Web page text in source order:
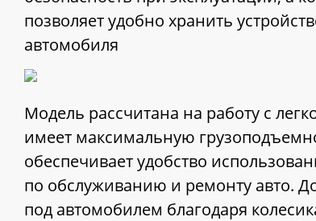
позволяет удобно хранить
автомобиля
Модель рассчитана на работу с
имеет максимальную
обеспечивает удобство
по обслуживанию и ремонту авто.
под автомобилем благодаря